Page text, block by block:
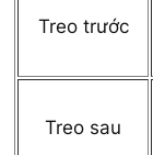
Treo trước
Treo sau